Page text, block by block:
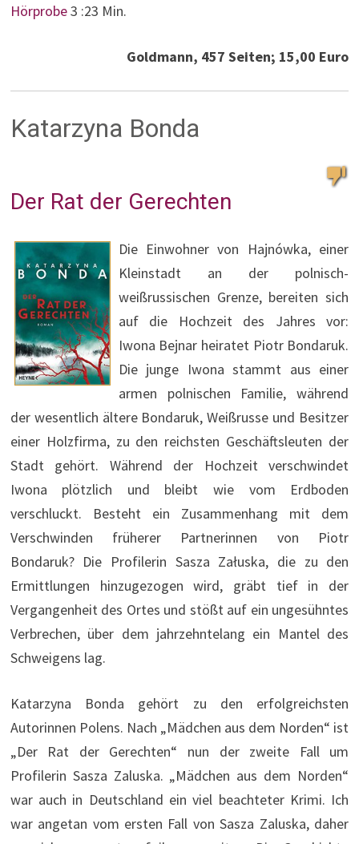
Hörprobe3 :23 Min.
Goldmann, 457 Seiten; 15,00 Euro
Katarzyna Bonda
Der Rat der Gerechten
Die Einwohner von Hajnówka, einer
Kleinstadt an der polnisch-
weißrussischen Grenze, bereiten sich
auf die Hochzeit des Jahres vor:
Iwona Bejnar heiratet Piotr Bondaruk.
Die junge Iwona stammt aus einer
armen polnischen Familie, während
der wesentlich ältere Bondaruk, Weißrusse und Besitzer
einer Holzfirma, zu den reichsten Geschäftsleuten der
Stadt gehört. Während der Hochzeit verschwindet
Iwona plötzlich und bleibt wie vom Erdboden
verschluckt. Besteht ein Zusammenhang mit dem
Verschwinden früherer Partnerinnen von Piotr
Bondaruk? Die Profilerin Sasza Załuska, die zu den
Ermittlungen hinzugezogen wird, gräbt tief in der
Vergangenheit des Ortes und stößt auf ein ungesühntes
Verbrechen, über dem jahrzehntelang ein Mantel des
Schweigens lag.
Katarzyna Bonda gehört zu den erfolgreichsten
Autorinnen Polens. Nach „Mädchen aus dem Norden“ ist
„Der Rat der Gerechten“ nun der zweite Fall um
Profilerin Sasza Zaluska. „Mädchen aus dem Norden“
war auch in Deutschland ein viel beachteter Krimi. Ich
war angetan vom ersten Fall von Sasza Zaluska, daher